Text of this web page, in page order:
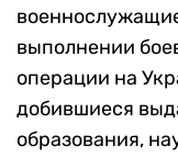
выполнении
операции на
добившиеся
образования,